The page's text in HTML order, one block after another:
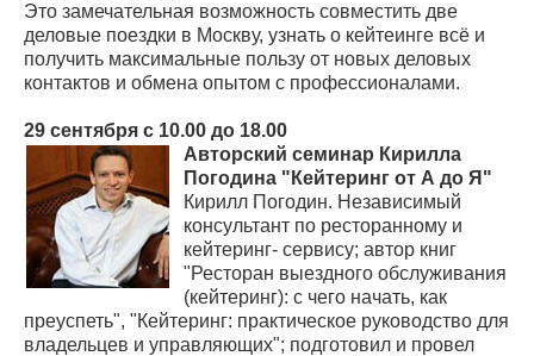
Это замечательная возможность совместить две
деловые поездки в Москву, узнать о кейтеинге всё и
получить максимальные пользу от новых деловых
контактов и обмена опытом с профессионалами.
29 сентября с 10.00 до 18.00
Авторский семинар Кирилла
Погодина "Кейтеринг от А до Я"
Кирилл Погодин. Независимый
консультант по ресторанному и
кейтеринг- сервису; автор книг
"Ресторан выездного обслуживания
(кейтеринг): с чего начать, как
преуспеть", "Кейтеринг: практическое руководство для
владельцев и управляющих"; подготовил и провел